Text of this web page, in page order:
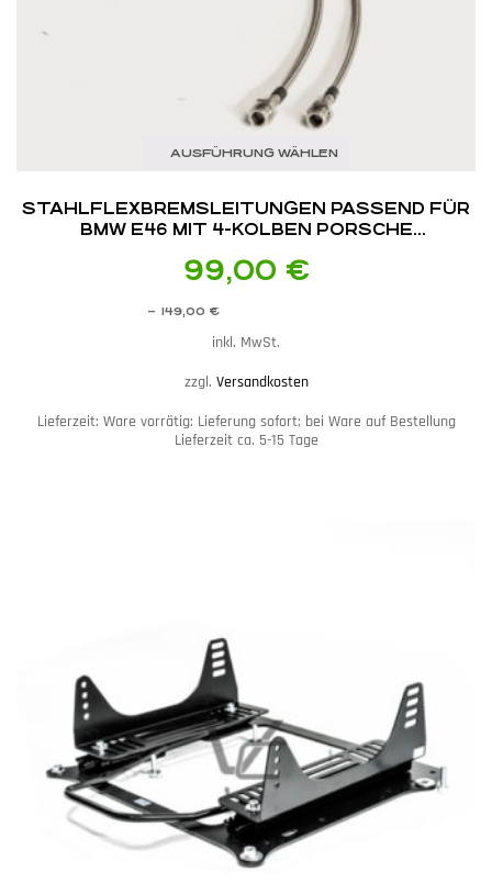
AUSFÜHRUNG WÄHLEN
STAHLFLEX­BREMSLEITUNGEN PASSEND FÜR
BMW E46 MIT 4-KOLBEN PORSCHE
99,00 €
– 149,00 €
inkl. MwSt.
zzgl. Versandkosten
Lieferzeit: Ware vorrätig: Lieferung sofort; bei Ware auf Bestellung
Lieferzeit ca. 5-15 Tage